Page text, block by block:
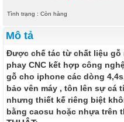
Tình trạng : Còn hàng
Mô tả
Được chế tác từ chất liệu gỗ
phay CNC kết hợp công
gỗ cho iphone các dòng
bảo vên máy , tôn lên sự cá
nhưng thiết kế riêng biệt
bằng caosu hoặc nhựa trên